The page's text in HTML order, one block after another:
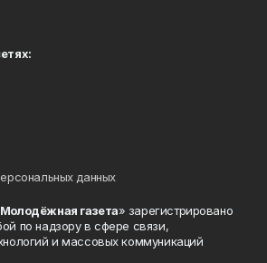
данных
газета» зарегистрировано
по надзору в сфере связи,
и массовых коммуникаций